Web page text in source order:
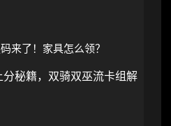
来了！家具怎么领？